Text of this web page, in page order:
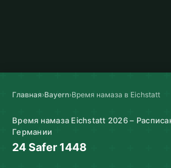
Главная›Bayern›Время намаза в Eichstatt
Время намаза Eichstatt 2026 –
Германии
24 Safer 1448